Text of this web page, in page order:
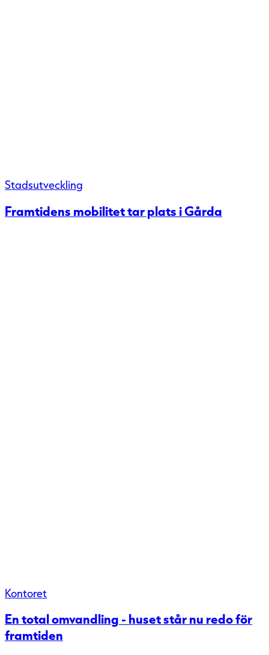
Stadsutveckling
Framtidens mobilitet tar plats i Gårda
Kontoret
En total omvandling - huset står nu redo för
framtiden